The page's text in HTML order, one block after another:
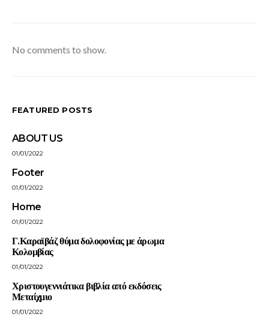
No comments to show.
FEATURED POSTS
ABOUT US
01/01/2022
Footer
01/01/2022
Home
01/01/2022
Γ.Καραϊβάζ θύμα δολοφονίας με άρωμα
Κολομβίας
01/01/2022
Χριστουγεννιάτικα βιβλία από εκδόσεις
Μεταίχμιο
01/01/2022